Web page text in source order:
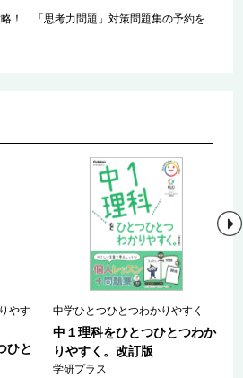
！ 「思考力問題」対策問題集の予約を
やす
ひと
中学ひとつひとつわかりやすく
中１理科をひとつひとつわか
りやすく。改訂版
学研プラス